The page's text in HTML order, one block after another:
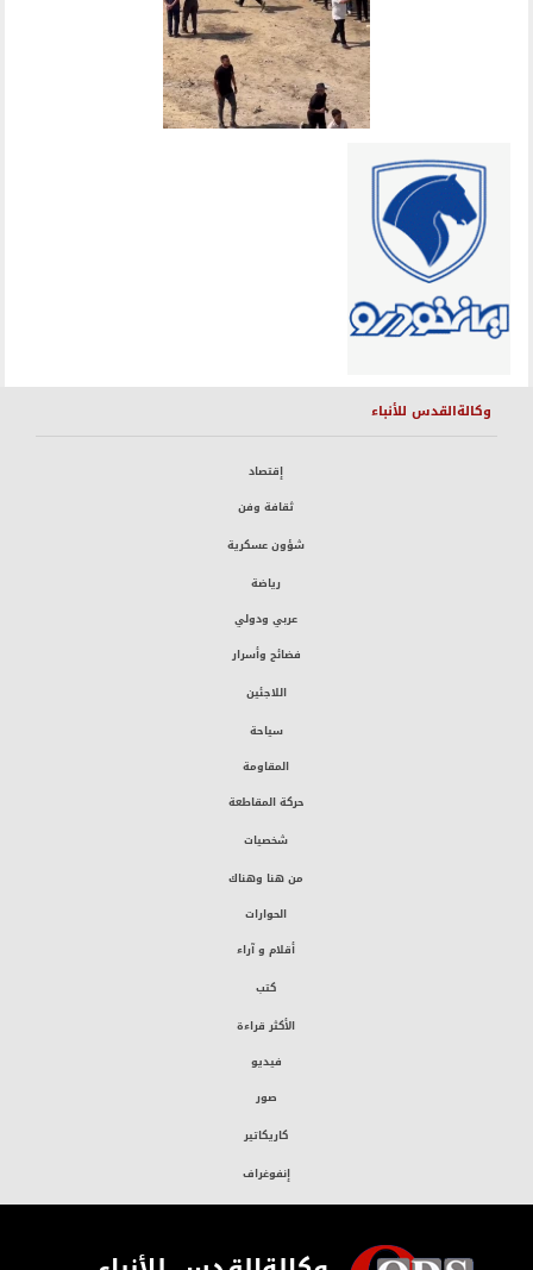
وكالةالقدس للأنباء
إقتصاد
ثقافة وفن
شؤون عسكرية
رياضة
عربي ودولي
فضائح وأسرار
اللاجئين
سياحة
المقاومة
حركة المقاطعة
شخصيات
من هنا وهناك
الحوارات
أقلام و آراء
كتب
الأكثر قراءة
فيديو
صور
كاريكاتير
إنفوغراف